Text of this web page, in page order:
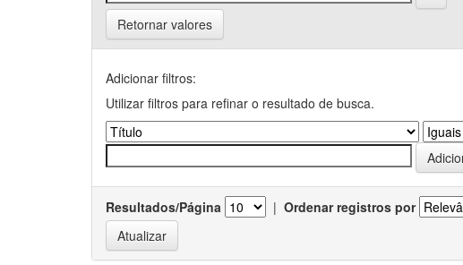
Retornar valores
Adicionar filtros:
Utilizar filtros para refinar o resultado de busca.
Resultados/Página | Ordenar registros por